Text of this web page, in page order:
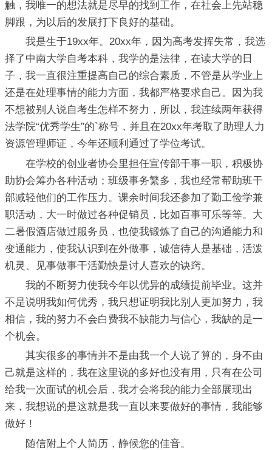
触，我唯一的想法就是尽早的找到工作，在社会上先站稳
脚跟，为以后的发展打下良好的基础。
我是生于19xx年。20xx年，因为高考发挥失常，我选
择了中南大学自考本科，我学的是法律，在读大学的日
子，我一直很注重提高自己的综合素质，不管是从学业上
还是在处理事情的能力方面，我都严格要求自己。因为我
不想被别人说自考生怎样不努力，所以，我连续两年获得
法学院“优秀学生”的`称号，并且在20xx年考取了助理人力
资源管理师证，今年还顺利通过了学位考试。
在学校的创业者协会里担任宣传部干事一职，积极协
助协会筹办各种活动；班级事务繁多，我也经常帮助班干
部减轻他们的工作压力。课余时间我还参加了勤工俭学兼
职活动，大一时做过各种促销员，比如百事可乐等等。大
二暑假酒店做过服务员，也使我锻炼了自己的沟通能力和
变通能力，使我认识到在外做事，诚信待人是基础，活泼
机灵、见事做事干活勤快是讨人喜欢的诀窍。
我的不断努力使我今年以优异的成绩提前毕业。这并
不是说明我如何优秀，我只想证明我比别人更加努力，我
相信，我的努力不会白费我不缺能力与信心，我缺的是一
个机会。
其实很多的事情并不是由我一个人说了算的，身不由
己就是这样的，我在这里说的多好也没有用，只有在公司
给我一次面试的机会后，我才会将我的能力全部展现出
来，我想说的是这就是我一直以来要做好的事情，我能够
做好！
随信附上个人简历，静候您的佳音。